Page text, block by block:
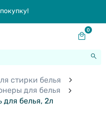
0
стирки белья
для белья
для белья, 2л